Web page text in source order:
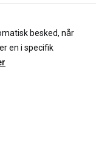
besked, når
en i specifik